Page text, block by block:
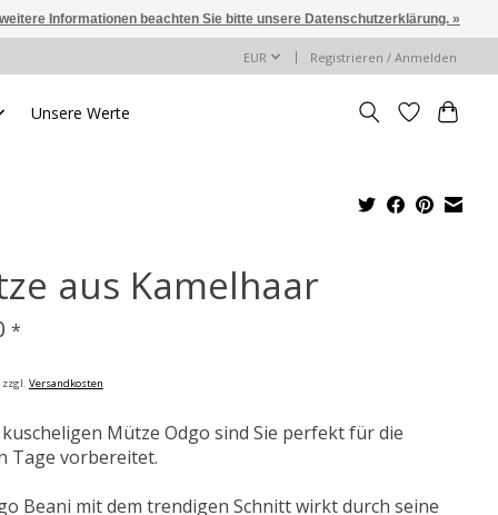
EUR Registrieren / Anmelden
Unsere Werte
aus Kamelhaar
*
zzgl. Versandkosten
Mütze Odgo sind Sie perfekt für die
Tage vorbereitet.
Beani mit dem trendigen Schnitt wirkt durch seine
Informationen beachten Sie bitte unsere Datenschutzerklärung. »